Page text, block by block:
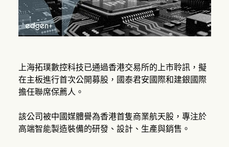
上海拓璞數控科技已通過香港交易所的上市聆訊，擬
在主板進行首次公開募股，國泰君安國際和建銀國際
擔任聯席保薦人。
該公司被中國媒體譽為香港首隻商業航天股，專注於
高端智能製造裝備的研發、設計、生產與銷售。